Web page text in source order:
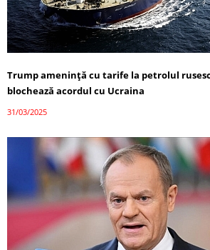
Trump amenință cu tarife la petrolul rusesc
blochează acordul cu Ucraina
31/03/2025